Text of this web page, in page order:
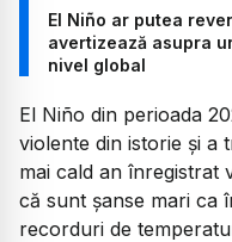
El Niño ar putea
avertizează asupra
nivel global
El Niño din perioada
violente din istorie și a
mai cald an înregistrat
că sunt șanse mari ca
recorduri de